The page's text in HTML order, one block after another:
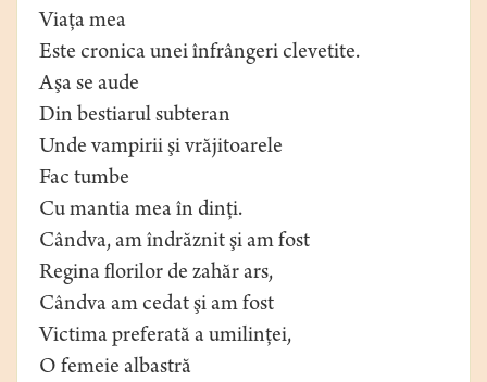
Viaţa mea
Este cronica unei înfrângeri clevetite.
Aşa se aude
Din bestiarul subteran
Unde vampirii şi vrăjitoarele
Fac tumbe
Cu mantia mea în dinţi.
Cândva, am îndrăznit şi am fost
Regina florilor de zahăr ars,
Cândva am cedat şi am fost
Victima preferată a umilinţei,
O femeie albastră